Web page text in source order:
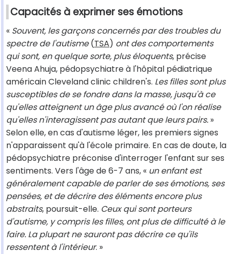
Capacités à exprimer ses émotions
« Souvent, les garçons concernés par des troubles du
spectre de l'autisme(TSA) ont des comportements
qui sont, en quelque sorte, plus éloquents, précise
Veena Ahuja, pédopsychiatre à l'hôpital pédiatrique
américain Cleveland clinic children's. Les filles sont plus
susceptibles de se fondre dans la masse, jusqu'à ce
qu'elles atteignent un âge plus avancé où l'on réalise
qu'elles n'interagissent pas autant que leurs pairs. »
Selon elle, en cas d'autisme léger, les premiers signes
n'apparaissent qu'à l'école primaire. En cas de doute, la
pédopsychiatre préconise d'interroger l'enfant sur ses
sentiments. Vers l'âge de 6-7 ans, « un enfant est
généralement capable de parler de ses émotions, ses
pensées, et de décrire des éléments encore plus
abstraits, poursuit-elle. Ceux qui sont porteurs
d'autisme, y compris les filles, ont plus de difficulté à le
faire. La plupart ne sauront pas décrire ce qu'ils
ressentent à l'intérieur. »